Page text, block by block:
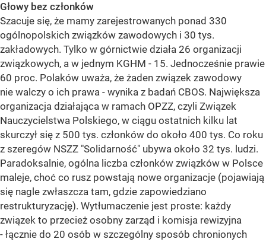
Głowy bez członków
Szacuje się, że mamy zarejestrowanych ponad 330
ogólnopolskich związków zawodowych i 30 tys.
zakładowych. Tylko w górnictwie działa 26 organizacji
związkowych, a w jednym KGHM - 15. Jednocześnie prawie
60 proc. Polaków uważa, że żaden związek zawodowy
nie walczy o ich prawa - wynika z badań CBOS. Największa
organizacja działająca w ramach OPZZ, czyli Związek
Nauczycielstwa Polskiego, w ciągu ostatnich kilku lat
skurczył się z 500 tys. członków do około 400 tys. Co roku
z szeregów NSZZ "Solidarność" ubywa około 32 tys. ludzi.
Paradoksalnie, ogólna liczba członków związków w Polsce
maleje, choć co rusz powstają nowe organizacje (pojawiają
się nagle zwłaszcza tam, gdzie zapowiedziano
restrukturyzację). Wytłumaczenie jest proste: każdy
związek to przecież osobny zarząd i komisja rewizyjna
- łącznie do 20 osób w szczególny sposób chronionych